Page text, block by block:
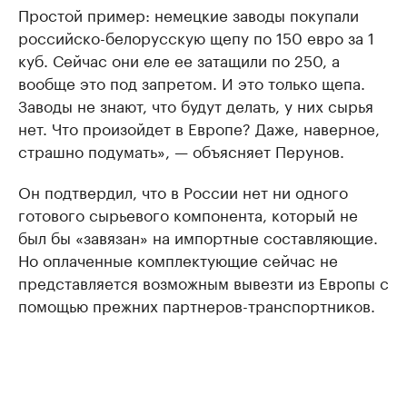
Простой пример: немецкие заводы покупали
российско-белорусскую щепу по 150 евро за 1
куб. Сейчас они еле ее затащили по 250, а
вообще это под запретом. И это только щепа.
Заводы не знают, что будут делать, у них сырья
нет. Что произойдет в Европе? Даже, наверное,
страшно подумать», — объясняет Перунов.
Он подтвердил, что в России нет ни одного
готового сырьевого компонента, который не
был бы «завязан» на импортные составляющие.
Но оплаченные комплектующие сейчас не
представляется возможным вывезти из Европы с
помощью прежних партнеров-транспортников.